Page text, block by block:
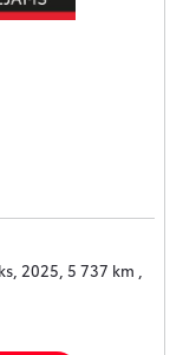
2025, 5 737 km ,